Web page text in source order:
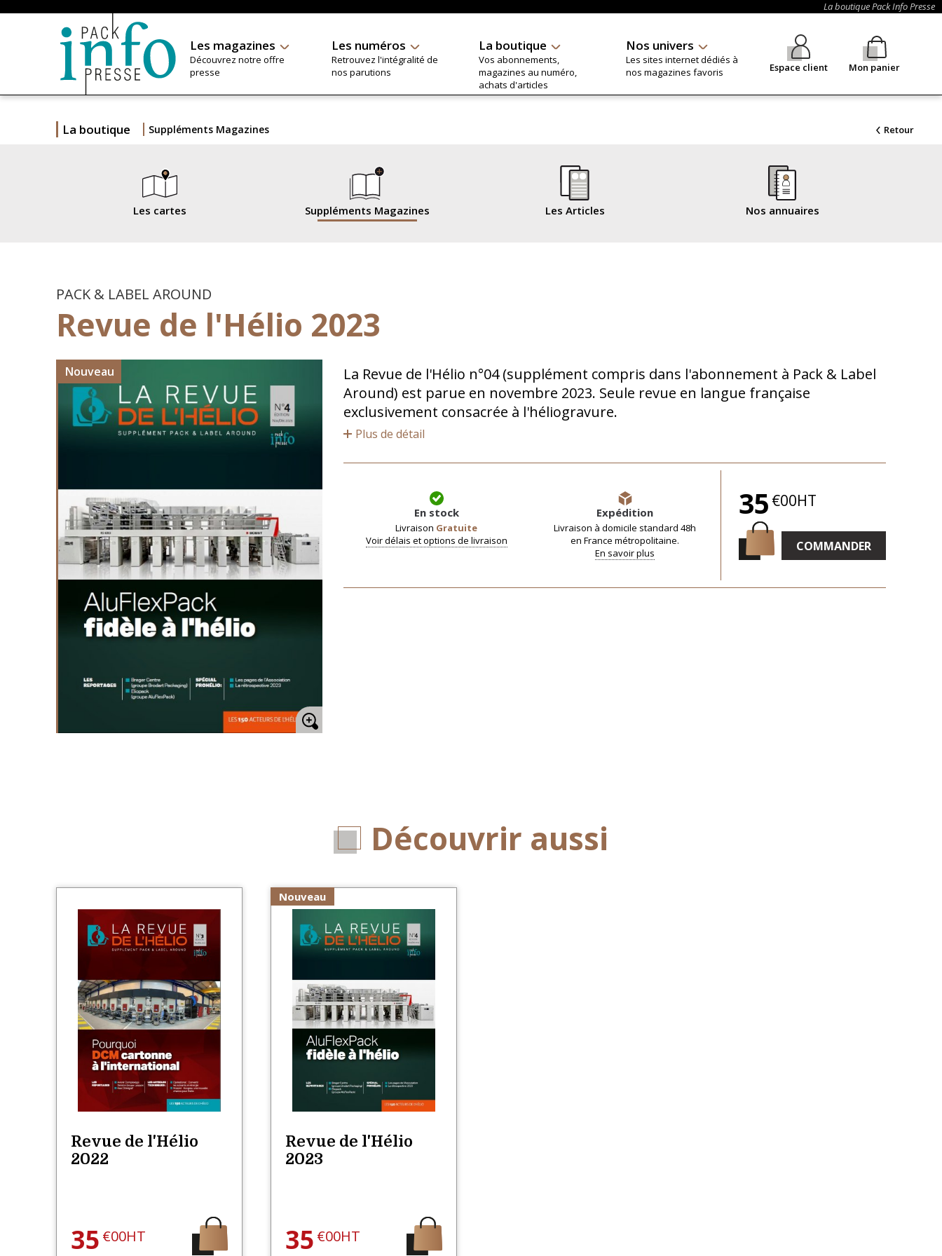
La boutique Pack Info Presse
Les magazines
Découvrez notre offre
presse
Les numéros
Retrouvez l'intégralité de
nos parutions
La boutique
Vos abonnements,
magazines au numéro,
achats d'articles
Nos univers
Les sites internet dédiés à
nos magazines favoris
Espace client Mon panier
La boutique Suppléments Magazines Retour
Les cartes Suppléments Magazines Les Articles Nos annuaires
PACK & LABEL AROUND
Revue de l'Hélio 2023
Nouveau
La Revue de l'Hélio n°04 (supplément compris dans l'abonnement à Pack & Label
Around) est parue en novembre 2023. Seule revue en langue française
exclusivement consacrée à l'héliogravure.
Plus de détail
En stock
Livraison Gratuite
Voir délais et options de livraison
Expédition
Livraison à domicile standard 48h
en France métropolitaine.
En savoir plus
35 €00HT
COMMANDER
Découvrir aussi
Revue de l'Hélio
2022
35 €00HT
Nouveau
Revue de l'Hélio
2023
35 €00HT